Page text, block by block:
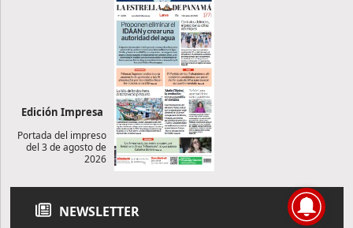
Edición Impresa
Portada del impreso
del 3 de agosto de
2026
NEWSLETTER